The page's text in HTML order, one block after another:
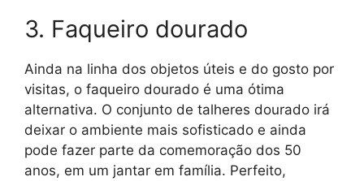
3. Faqueiro dourado
Ainda na linha dos objetos úteis e do gosto por
visitas, o faqueiro dourado é uma ótima
alternativa. O conjunto de talheres dourado irá
deixar o ambiente mais sofisticado e ainda
pode fazer parte da comemoração dos 50
anos, em um jantar em família. Perfeito,